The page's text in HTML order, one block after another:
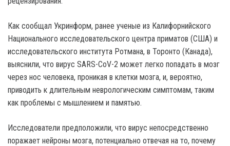
Как сообщал Укринформ, ранее ученые из Калифорнийского
Национального исследовательского центра приматов (США) и
исследовательского института Ротмана, в Торонто (Канада),
выяснили, что вирус SARS-CoV-2 может легко попадать в мозг
через нос человека, проникая в клетки мозга, и, вероятно,
приводить к длительным неврологическим симптомам, таким
как проблемы с мышлением и памятью.
Исследователи предположили, что вирус непосредственно
поражает нейроны мозга, потенциально отвечая на то, почему